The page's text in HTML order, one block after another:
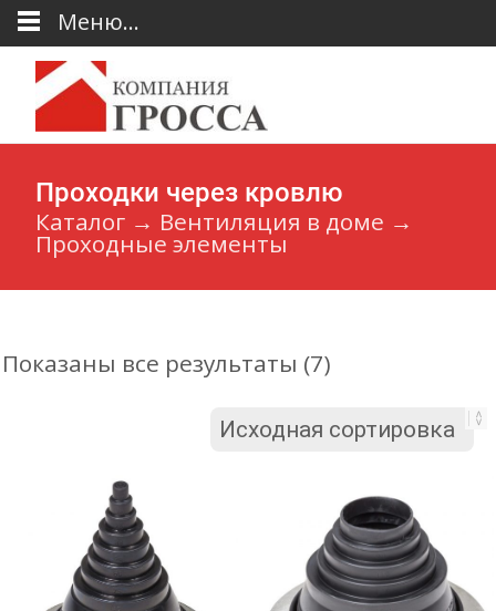
Проходки через кровлю
Каталог → Вентиляция в доме →
Проходные элементы
Показаны все результаты (7)
Меню...